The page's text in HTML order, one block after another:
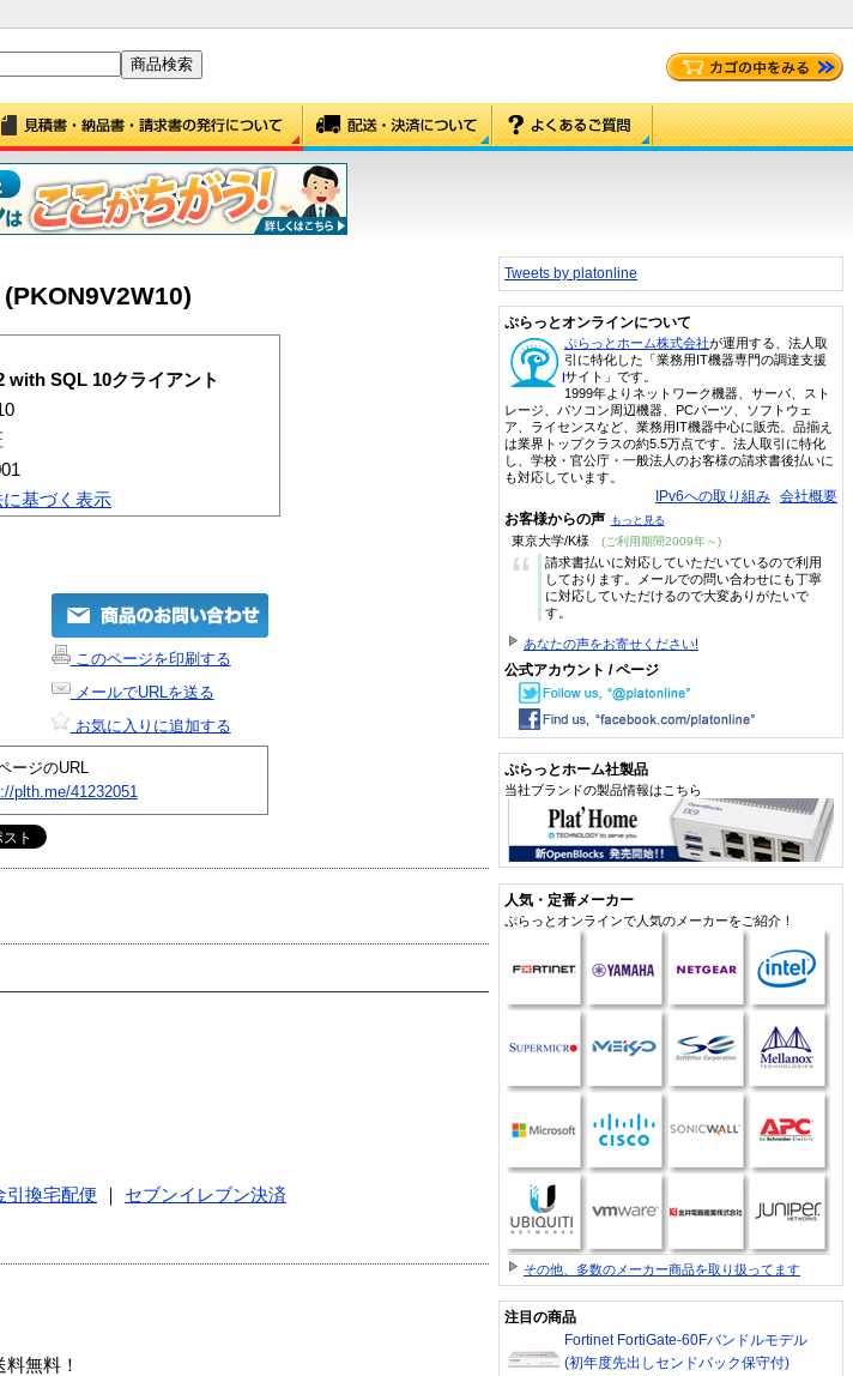
with SQL 10クライアント
基づく表示
このページを印刷する
メールでURLを送る
お気に入りに追加する
ージのURL
plth.me/41232051
引換宅配便
セブンイレブン決済
無料！
Tweets by platonline
ぷらっとオンラインについて
ぷらっとホーム株式会社が運用する、法人取
引に特化した「業務用IT機器専門の調達支援
サイト」です。
1999年よりネットワーク機器、サーバ、スト
レージ、パソコン周辺機器、PCパーツ、ソフトウェ
ア、ライセンスなど、業務用IT機器中心に販売。品揃え
は業界トップクラスの約5.5万点です。法人取引に特化
し、学校・官公庁・一般法人のお客様の請求書後払いに
も対応しています。
IPv6への取り組み 会社概要
お客様からの声 もっと見る
東京大学/K様 (ご利用期間2009年～)
“
請求書払いに対応していただいているので利用
しております。メールでの問い合わせにも丁寧
に対応していただけるので大変ありがたいで
す。
あなたの声をお寄せください!
公式アカウント / ページ
ぷらっとホーム社製品
当社ブランドの製品情報はこちら
人気・定番メーカー
ぷらっとオンラインで人気のメーカーをご紹介！
その他、多数のメーカー商品を取り扱ってます
注目の商品
Fortinet FortiGate-60Fバンドルモデル
(初年度先出しセンドバック保守付)